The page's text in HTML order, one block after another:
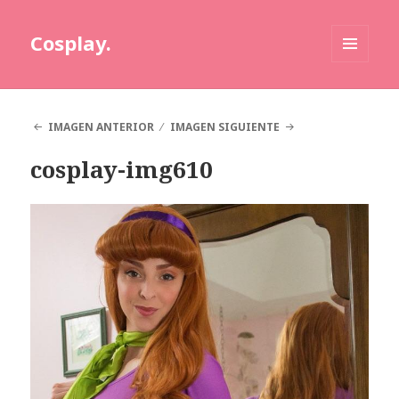
Cosplay.
IMAGEN ANTERIOR
IMAGEN SIGUIENTE
cosplay-img610